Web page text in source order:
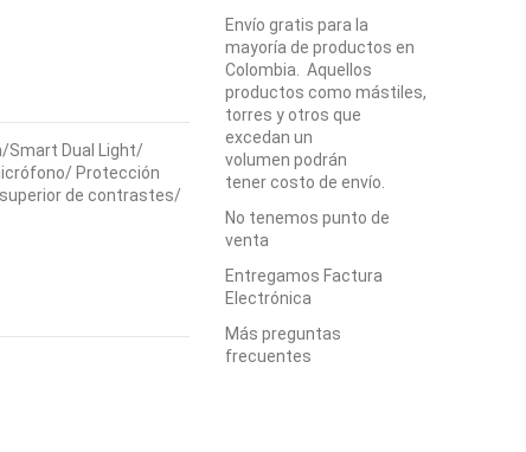
Smart Dual Light/
Protección
superior de contrastes/
Envío gratis para la
mayoría de productos en
Colombia. Aquellos
productos como mástiles,
torres y otros que
excedan un
volumen podrán
tener costo de envío.
No tenemos punto de
venta
Entregamos Factura
Electrónica
Más preguntas
frecuentes